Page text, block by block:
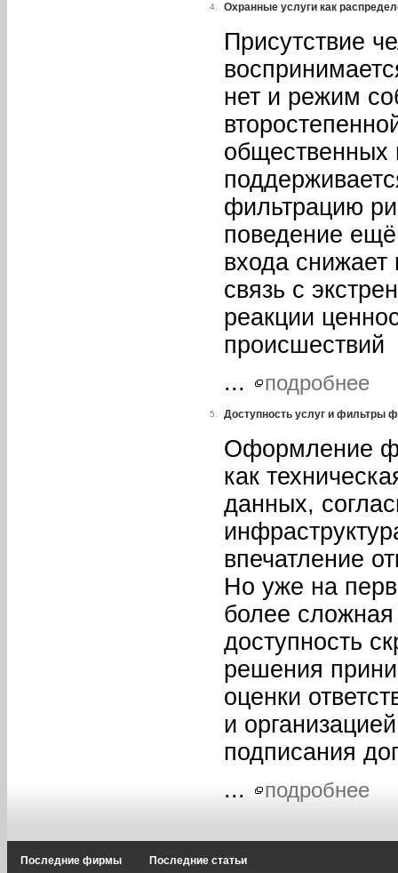
4. Охранные услуги как
Присутствие
нет и режим
общественных
фильтрацию
поведение
входа снижает
связь с
реакции
происшествий
...
подробнее
5. Доступность услуг и фильтры
Оформление
как
данных,
впечатление
Но уже на
более сложная
доступность
решения
оценки
и
подписания
...
подробнее
Последние фирмы Последние статьи